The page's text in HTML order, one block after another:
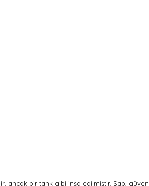
ancak bir tank gibi inşa edilmiştir. Sap, güven